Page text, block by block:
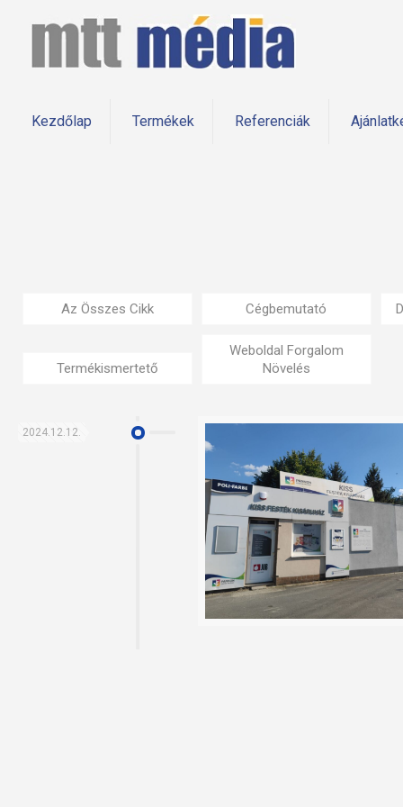
Kezdőlap Termékek Referenciák
Az Összes Cikk Cégbemutató
Termékismertető
Weboldal Forgalom
Növelés
2024.12.12.